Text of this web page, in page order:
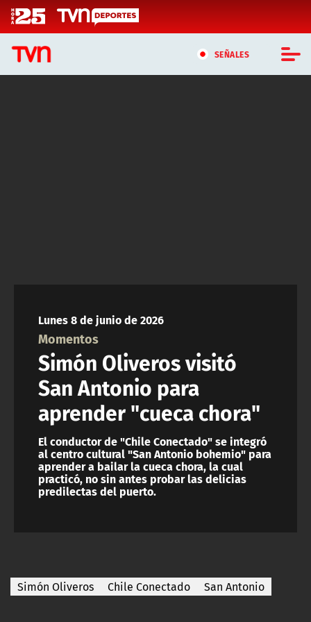
Click acá para ir directamente al contenido
SEÑALES
ACTUALIDAD Y TENDENCIAS
CORPORATIVO Y TRANSPARENCIA
CANAL DE DENUNCIAS
ÁREA DE PROYECTOS
Lunes 8 de junio de 2026
Momentos
Simón Oliveros visitó
San Antonio para
aprender "cueca chora"
El conductor de "Chile Conectado" se integró
al centro cultural "San Antonio bohemio" para
aprender a bailar la cueca chora, la cual
practicó, no sin antes probar las delicias
predilectas del puerto.
Simón Oliveros Chile Conectado San Antonio